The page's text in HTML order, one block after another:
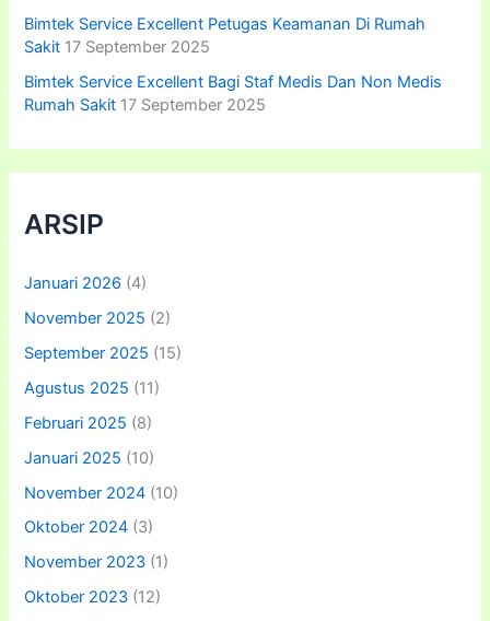
Bimtek Service Excellent Petugas Keamanan Di Rumah
Sakit 17 September 2025
Bimtek Service Excellent Bagi Staf Medis Dan Non Medis
Rumah Sakit 17 September 2025
ARSIP
Januari 2026 (4)
November 2025 (2)
September 2025 (15)
Agustus 2025 (11)
Februari 2025 (8)
Januari 2025 (10)
November 2024 (10)
Oktober 2024 (3)
November 2023 (1)
Oktober 2023 (12)